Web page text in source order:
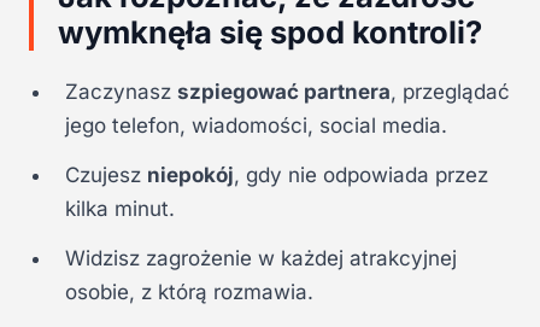
wymknęła się spod kontroli?
Zaczynasz szpiegować partnera, przeglądać
jego telefon, wiadomości, social media.
Czujesz niepokój, gdy nie odpowiada przez
kilka minut.
Widzisz zagrożenie w każdej atrakcyjnej
osobie, z którą rozmawia.